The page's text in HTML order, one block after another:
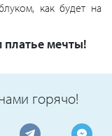
как будет на
мечты!
горячо!